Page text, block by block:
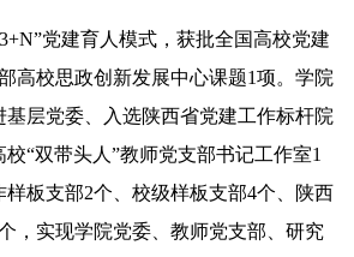
党建育人模式，获批全国高校党建
高校思政创新发展中心课题1项。学院
基层党委、入选陕西省党建工作标杆院
“双带头人”教师党支部书记工作室1
板支部2个、校级样板支部4个、陕西
，实现学院党委、教师党支部、研究